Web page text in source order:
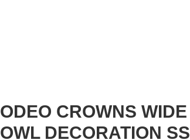
CROWNS WIDE
DECORATION SS